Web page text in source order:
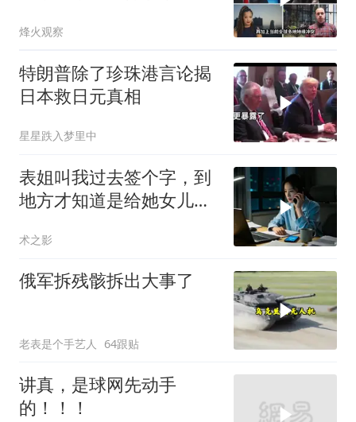
烽火观察
特朗普除了珍珠港言论揭
日本救日元真相
星星跌入梦里中
表姐叫我过去签个字，到
地方才知道是给她女儿婚
术之影
俄军拆残骸拆出大事了
老表是个手艺人 64跟贴
讲真，是球网先动手
的！！！